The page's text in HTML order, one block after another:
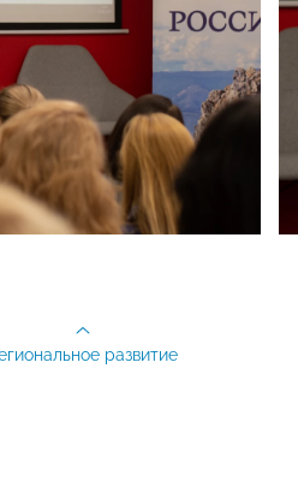
развитие